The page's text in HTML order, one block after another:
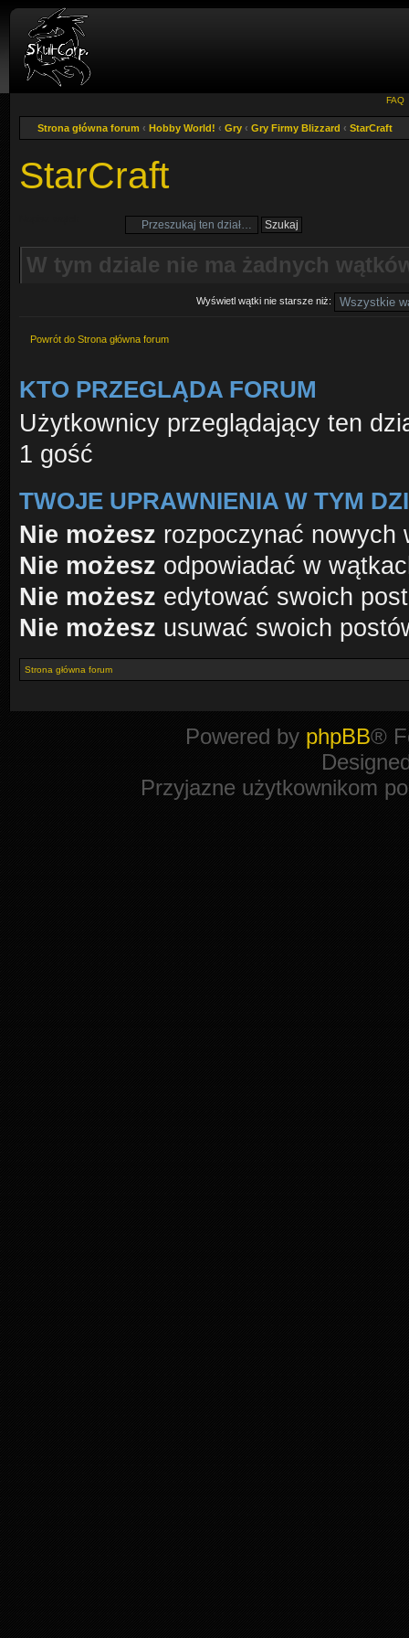
FAQ
Strona główna forum ‹ Hobby World! ‹ Gry ‹ Gry Firmy Blizzard ‹ StarCraft
StarCraft
W tym dziale nie ma żadnych
Wyświetl wątki nie starsze niż:
Powrót do Strona główna forum
KTO PRZEGLĄDA FORUM
Użytkownicy przeglądający ten
1 gość
TWOJE UPRAWNIENIA W TYM
Nie możesz rozpoczynać nowych
Nie możesz odpowiadać w
Nie możesz edytować swoich
Nie możesz usuwać swoich
Strona główna forum
Powered by phpBB®
Przyjazne użytkownikom